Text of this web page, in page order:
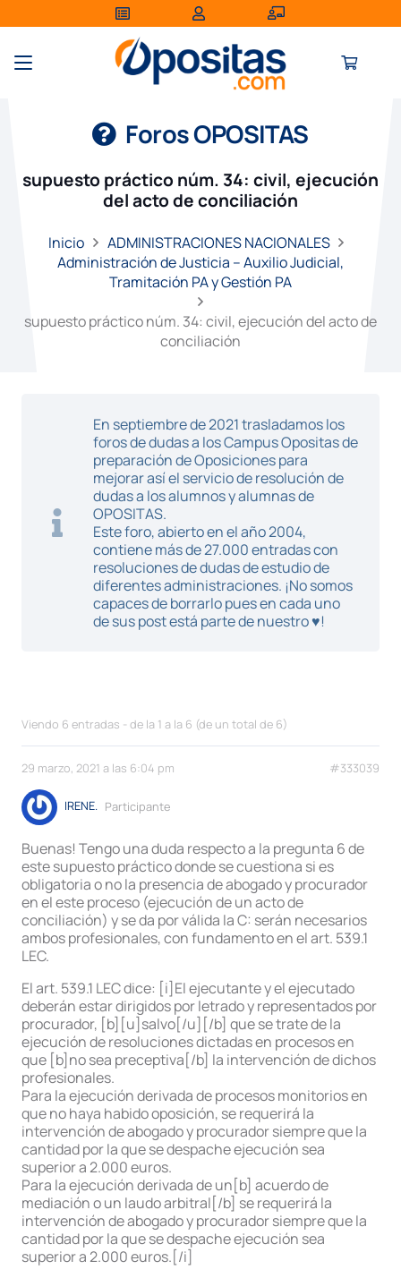
Foros OPOSITAS
supuesto práctico núm. 34: civil, ejecución
del acto de conciliación
Inicio
ADMINISTRACIONES NACIONALES
Administración de Justicia – Auxilio Judicial,
Tramitación PA y Gestión PA
supuesto práctico núm. 34: civil, ejecución del acto de
conciliación
En septiembre de 2021 trasladamos los
foros de dudas a los Campus Opositas de
preparación de Oposiciones para
mejorar así el servicio de resolución de
dudas a los alumnos y alumnas de
OPOSITAS.
Este foro, abierto en el año 2004,
contiene más de 27.000 entradas con
resoluciones de dudas de estudio de
diferentes administraciones. ¡No somos
capaces de borrarlo pues en cada uno
de sus post está parte de nuestro ♥!
Viendo 6 entradas - de la 1 a la 6 (de un total de 6)
29 marzo, 2021 a las 6:04 pm #333039
IRENE. Participante
Buenas! Tengo una duda respecto a la pregunta 6 de
este supuesto práctico donde se cuestiona si es
obligatoria o no la presencia de abogado y procurador
en el este proceso (ejecución de un acto de
conciliación) y se da por válida la C: serán necesarios
ambos profesionales, con fundamento en el art. 539.1
LEC.
El art. 539.1 LEC dice: [i]El ejecutante y el ejecutado
deberán estar dirigidos por letrado y representados por
procurador, [b][u]salvo[/u][/b] que se trate de la
ejecución de resoluciones dictadas en procesos en
que [b]no sea preceptiva[/b] la intervención de dichos
profesionales.
Para la ejecución derivada de procesos monitorios en
que no haya habido oposición, se requerirá la
intervención de abogado y procurador siempre que la
cantidad por la que se despache ejecución sea
superior a 2.000 euros.
Para la ejecución derivada de un[b] acuerdo de
mediación o un laudo arbitral[/b] se requerirá la
intervención de abogado y procurador siempre que la
cantidad por la que se despache ejecución sea
superior a 2.000 euros.[/i]